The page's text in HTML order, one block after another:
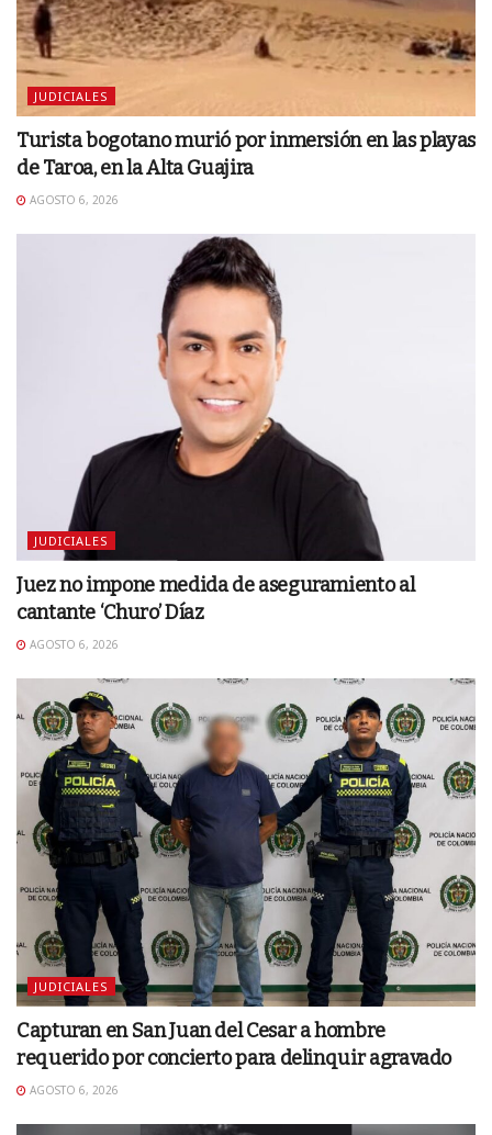
JUDICIALES
Turista bogotano murió por inmersión en las playas
de Taroa, en la Alta Guajira
AGOSTO 6, 2026
JUDICIALES
Juez no impone medida de aseguramiento al
cantante ‘Churo’ Díaz
AGOSTO 6, 2026
JUDICIALES
Capturan en San Juan del Cesar a hombre
requerido por concierto para delinquir agravado
AGOSTO 6, 2026